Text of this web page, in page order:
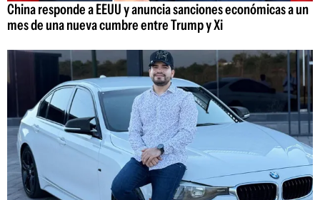
China responde a EEUU y anuncia sanciones económicas a un
mes de una nueva cumbre entre Trump y Xi